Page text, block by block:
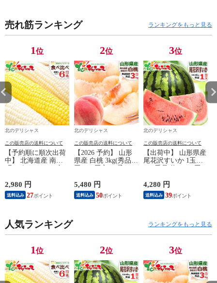
宅用 家庭用 おう
ち用 果物 フルー
直送 産地直送 グ
ルメ お取り寄せ
自宅用 家庭用 お
うち用 スムージ
ベット 素材 果物
フルーツ スイー
ツ 山形県 お取り
寄せ
内祝い プレゼン
ト 自宅用 家庭用
ルーツ 山形県 グ
ルメ お取り寄せ
売れ筋ランキング ランキングをもっと見る
1位
北のデリシャス
この販売店の送料について
【予約順に順次出荷
中】 北海道産 南幌
黄3本/クール冷蔵) 南
幌町明るい農村ネッ
トワーク 朝採り 甘
び 夏ギフト ギフト
贈り物 プレゼント
ち用 野菜 北海道 グ
ルメ お取り寄せ
2,980 円
送料込み 27
2位
北のデリシャス
この販売店の送料について
【2026 予約】 山形
県産 白桃 3kg(秀品/7
も モモ はくとう 白
桃 夏ギフト ギフト
贈り物 贈答 お祝い
グルメ お取り寄せ
5,480 円
送料込み 50
3位
北のデリシャス
この販売店の送料について
【出荷中】 山形県産
尾花沢すいか 1玉入
西瓜 尾花沢スイカ
夏ギフト 残暑見舞い
ギフト 贈り物 贈答
自宅用 家庭用 おう
4,280 円
送料込み 39
人気ランキング ランキングをもっと見る
1位 2位 3位